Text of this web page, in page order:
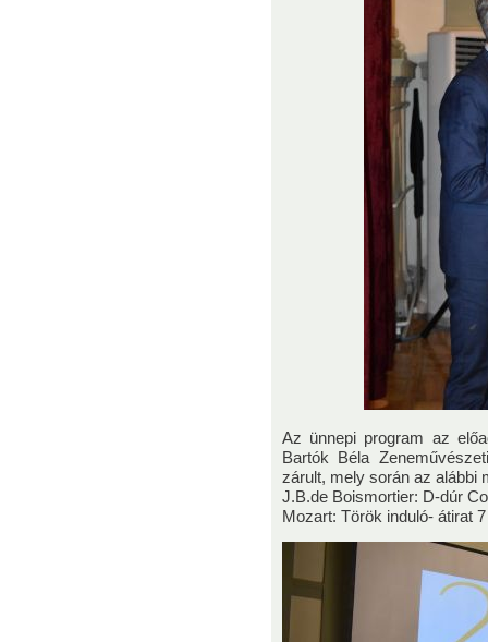
Az ünnepi program az
Bartók Béla
zárult, mely során az alábbi
J.B.de Boismortier: D-dúr
Mozart: Török induló- átirat